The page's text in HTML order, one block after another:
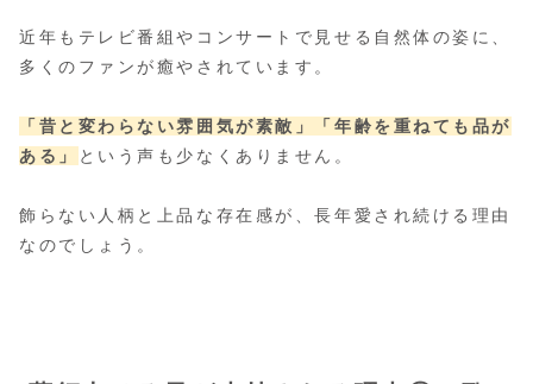
近年もテレビ番組やコンサートで見せる自然体の姿に、
多くのファンが癒やされています。
「昔と変わらない雰囲気が素敵」
「年齢を重ねても品が
ある」
という声も少なくありません。
飾らない人柄と上品な存在感が、長年愛され続ける理由
なのでしょう。